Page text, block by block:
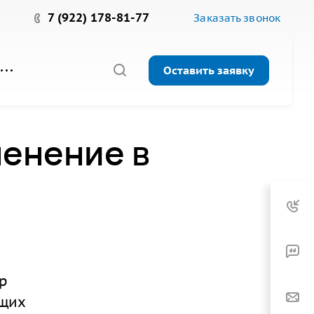
7 (922) 178-81-77 Заказать звонок
Оставить заявку
в